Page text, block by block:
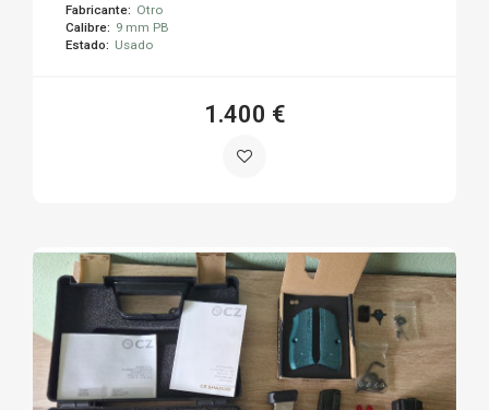
Fabricante: Otro
Calibre: 9 mm PB
Estado: Usado
1.400 €